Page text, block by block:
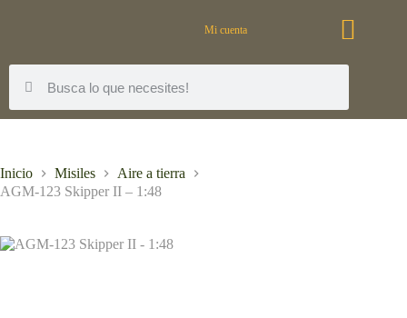
Mi cuenta
Inicio Misiles
Aire a tierra
AGM-123 Skipper II – 1:48